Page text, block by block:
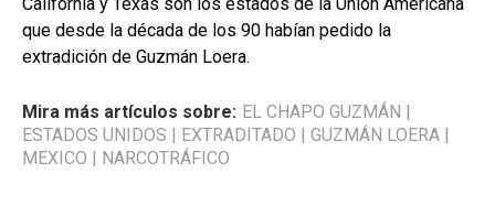
que desde la década de los 90 habían pedido la
extradición de Guzmán Loera.
Mira más artículos sobre: EL CHAPO GUZMÁN |
ESTADOS UNIDOS | EXTRADITADO | GUZMÁN LOERA |
MEXICO | NARCOTRÁFICO